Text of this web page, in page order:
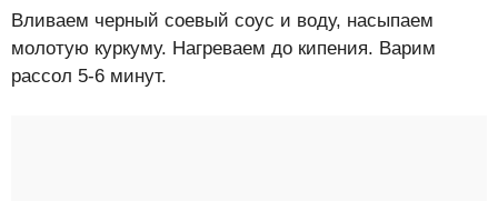
Вливаем черный соевый соус и воду, насыпаем
молотую куркуму. Нагреваем до кипения. Варим
рассол 5-6 минут.